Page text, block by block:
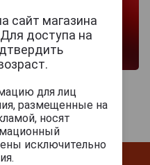
сайт магазина
Для доступа на
для лиц
размещенные на
носят
исключительно